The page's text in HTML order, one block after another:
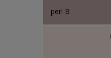
perl B